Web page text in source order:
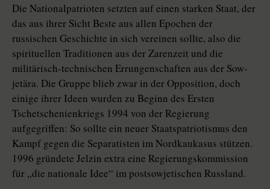
Die Nationalpatrioten setzten auf einen starken Staat, der
das aus ihrer Sicht Beste aus allen Epochen der
russischen Geschichte in sich vereinen sollte, also die
spirituellen Traditionen aus der Zarenzeit und die
militärisch-technischen Errungenschaften aus der Sow­
jet­ära. Die Gruppe blieb zwar in der Opposition, doch
einige ihrer Ideen wurden zu Beginn des Ersten
Tschetschenienkriegs 1994 von der Regierung
aufgegriffen: So sollte ein neuer Staatspatriotismus den
Kampf gegen die Separatisten im Nordkaukasus stützen.
1996 gründete Jelzin extra eine Regierungskommission
für „die nationale Idee“ im postsowjetischen Russland.